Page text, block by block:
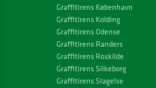
Graffitirens København
Graffitirens Kolding
Graffitirens Odense
Graffitirens Randers
Graffitirens Roskilde
Graffitirens Silkeborg
Graffitirens Slagelse